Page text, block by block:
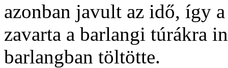
azonban javult az idő, így
zavarta a barlangi túrákra
barlangban töltötte.